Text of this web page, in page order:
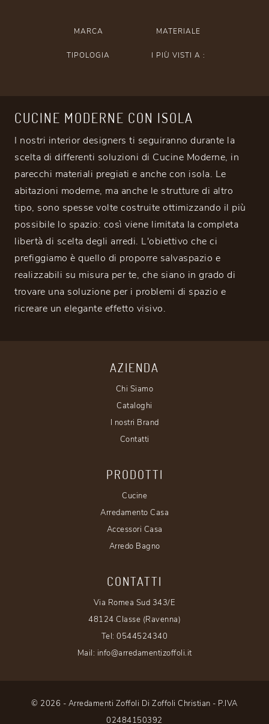
MARCA MATERIALE
TIPOLOGIA I PIÙ VISTI A :
CUCINE MODERNE CON ISOLA
I nostri interior designers ti seguiranno durante la
scelta di differenti soluzioni di Cucine Moderne, in
parecchi materiali pregiati e anche con isola. Le
abitazioni moderne, ma anche le strutture di altro
tipo, sono spesse volte costruite ottimizzando il più
possibile lo spazio: così viene limitata la completa
libertà di scelta degli arredi. L'obiettivo che ci
prefiggiamo è quello di proporre salvaspazio e
realizzabili su misura per te, che siano in grado di
trovare una soluzione per i problemi di spazio e
ricreare un elegante effetto visivo.
AZIENDA
Chi Siamo
Cataloghi
I nostri Brand
Contatti
PRODOTTI
Cucine
Arredamento Casa
Accessori Casa
Arredo Bagno
CONTATTI
Via Romea Sud 343/E
48124 Classe (Ravenna)
Tel:0544524340
Mail: info@arredamentizoffoli.it
© 2026 - Arredamenti Zoffoli Di Zoffoli Christian - P.IVA
02484150392